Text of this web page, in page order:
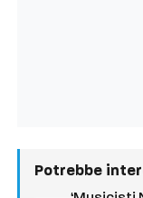
Potrebbe